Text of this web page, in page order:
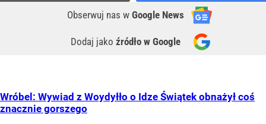
Obserwuj nas w Google News
Dodaj jako źródło w Google
Wróbel: Wywiad z Woydyłło o Idze Świątek obnażył coś
znacznie gorszego